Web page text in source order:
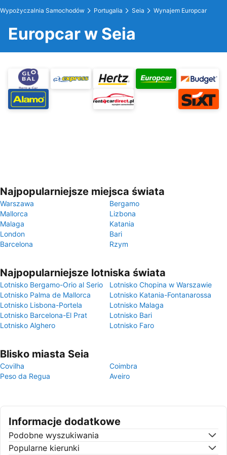
Wypożyczalnia Samochodów Portugalia Seia Wynajem Europcar
Europcar w Seia
Najpopularniejsze miejsca świata
Warszawa
Bergamo
Mallorca
Lizbona
Malaga
Katania
London
Bari
Barcelona
Rzym
Najpopularniejsze lotniska świata
Lotnisko Bergamo-Orio al Serio
Lotnisko Chopina w Warszawie
Lotnisko Palma de Mallorca
Lotnisko Katania-Fontanarossa
Lotnisko Lisbona-Portela
Lotnisko Malaga
Lotnisko Barcelona-El Prat
Lotnisko Bari
Lotnisko Alghero
Lotnisko Faro
Blisko miasta Seia
Covilha
Coimbra
Peso da Regua
Aveiro
Informacje dodatkowe
Podobne wyszukiwania
Popularne kierunki